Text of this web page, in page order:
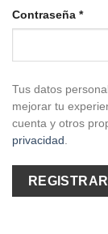
Contraseña *
Tus datos
mejorar tu
cuenta y otros
privacidad